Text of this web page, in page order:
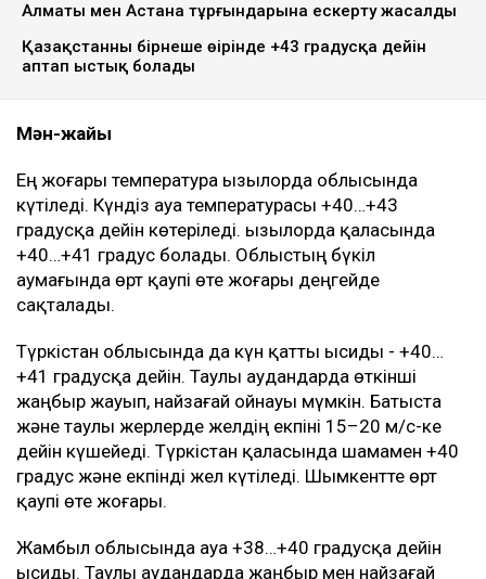
Алматы мен Астана тұрғындарына ескерту жасалды
Қазақстанның бірнеше өңірінде +43 градусқа дейін
аптап ыстық болады
Мән-жайы
Ең жоғары температура Қызылорда облысында
күтіледі. Күндіз ауа температурасы +40…+43
градусқа дейін көтеріледі. Қызылорда қаласында
+40…+41 градус болады. Облыстың бүкіл
аумағында өрт қаупі өте жоғары деңгейде
сақталады.
Түркістан облысында да күн қатты ысиды - +40…
+41 градусқа дейін. Таулы аудандарда өткінші
жаңбыр жауып, найзағай ойнауы мүмкін. Батыста
және таулы жерлерде желдің екпіні 15–20 м/с-ке
дейін күшейеді. Түркістан қаласында шамамен +40
градус және екпінді жел күтіледі. Шымкентте өрт
қаупі өте жоғары.
Жамбыл облысында ауа +38…+40 градусқа дейін
ысиды. Таулы аудандарда жаңбыр мен найзағай